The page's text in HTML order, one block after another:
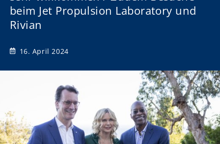
beim Jet Propulsion Laboratory und
Rivian
16. April 2024